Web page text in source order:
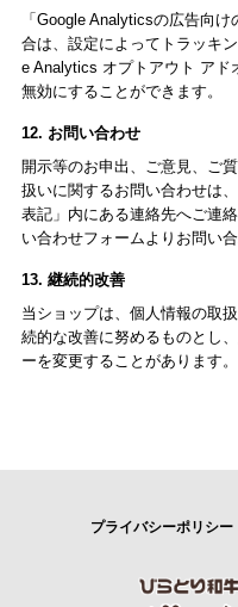
「Google Analyticsの広告向
合は、設定によってトラッキ
e Analytics オプトアウト アド
無効にすることができます。
12. お問い合わせ
開示等のお申出、ご意見、ご
扱いに関するお問い合わせは
表記」内にある連絡先へご連
い合わせフォームよりお問い合
13. 継続的改善
当ショップは、個人情報の取
続的な改善に努めるものとし
ーを変更することがあります。
プライバシーポリシー